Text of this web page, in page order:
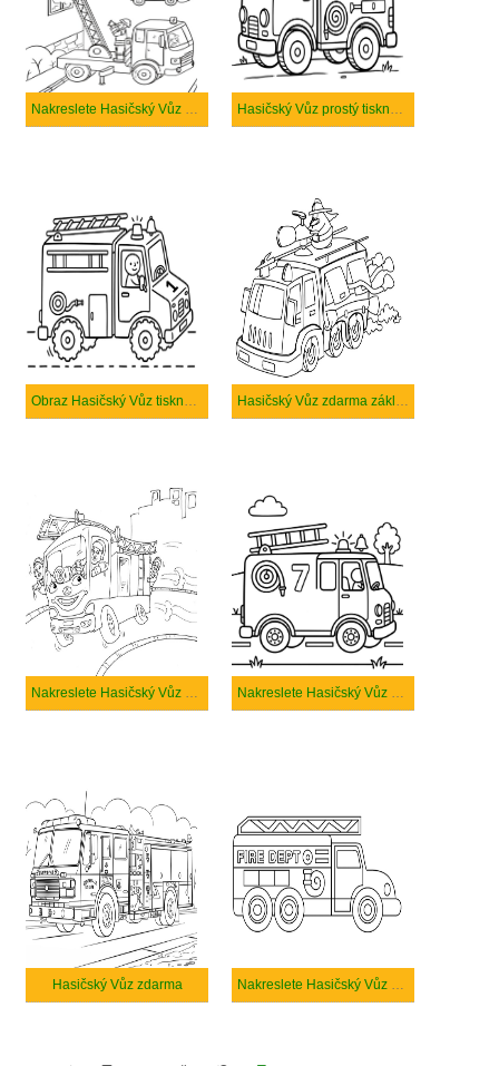
Nakreslete Hasičský Vůz zdarma Hasičský Vůz prostý tisknutelné
Obraz Hasičský Vůz tisknutelné Hasičský Vůz zdarma základní tisknutelné
Nakreslete Hasičský Vůz zdarma pro děti Nakreslete Hasičský Vůz zdarma snadný tisknutelné
Hasičský Vůz zdarma Nakreslete Hasičský Vůz zdarma prostý